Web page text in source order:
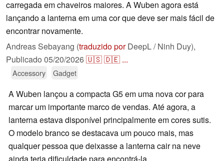
carregada em chaveiros maiores. A Wuben agora está
lançando a lanterna em uma cor que deve ser mais fácil de
encontrar novamente.
Andreas Sebayang (traduzido porDeepL / Ninh Duy),
Publicado 05/20/2026🇺🇸🇩🇪 ...
Accessory Gadget
A Wuben lançou a compacta G5 em uma nova cor para
marcar um importante marco de vendas. Até agora, a
lanterna estava disponível principalmente em cores sutis.
O modelo branco se destacava um pouco mais, mas
qualquer pessoa que deixasse a lanterna cair na neve